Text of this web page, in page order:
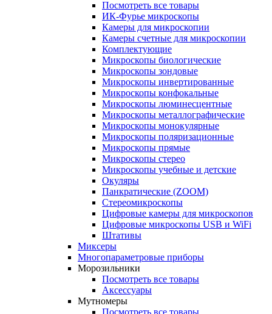
Посмотреть все товары
ИК-Фурье микроскопы
Камеры для микроскопии
Камеры счетные для микроскопии
Комплектующие
Микроскопы биологические
Микроскопы зондовые
Микроскопы инвертированные
Микроскопы конфокальные
Микроскопы люминесцентные
Микроскопы металлографические
Микроскопы монокулярные
Микроскопы поляризационные
Микроскопы прямые
Микроскопы стерео
Микроскопы учебные и детские
Окуляры
Панкратические (ZOOM)
Стереомикроскопы
Цифровые камеры для микроскопов
Цифровые микроскопы USB и WiFi
Штативы
Миксеры
Многопараметровые приборы
Морозильники
Посмотреть все товары
Аксессуары
Мутномеры
Посмотреть все товары